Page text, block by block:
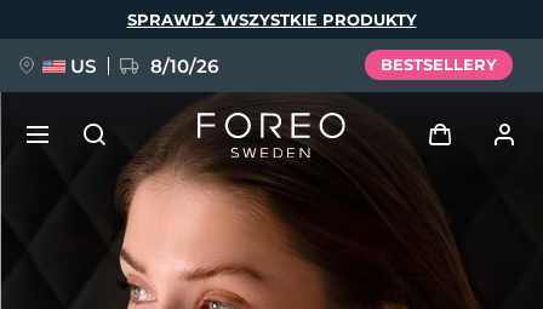
SPRAWDŹ WSZYSTKIE PRODUKTY
US 8/10/26 BESTSELLERY
Zaloguj
Profil użytkownika
NOWOŚĆ
BREAKING NEWS